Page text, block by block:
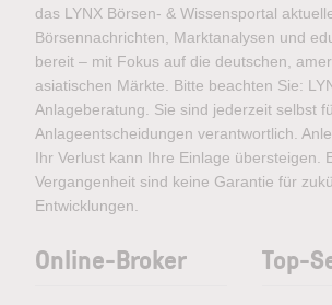
das LYNX Börsen- & Wissensportal
Börsennachrichten, Marktanalysen und
bereit – mit Fokus auf die deutschen,
asiatischen Märkte. Bitte beachten Sie:
Anlageberatung. Sie sind jederzeit selbst
Anlageentscheidungen verantwortlich.
Ihr Verlust kann Ihre Einlage übersteigen.
Vergangenheit sind keine Garantie für
Entwicklungen.
Online-Broker Top-